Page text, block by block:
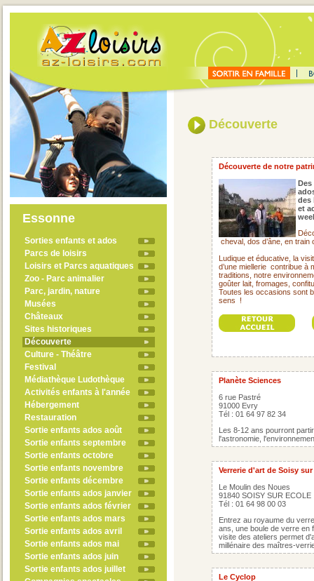
Essonne
Sorties enfants et ados
Parcs de loisirs
Loisirs et Parcs aquatiques
Zoo - Parc animalier
Parc, jardin, nature
Musées
Châteaux
Sites historiques
Découverte
Culture - Théâtre
Festival
Médiathèque Ludothèque
Activités enfants à l'année
Hébergement
Restauration
Sortie enfants ados août
Sortie enfants septembre
Sortie enfants octobre
Sortie enfants novembre
Sortie enfants décembre
Sortie enfants ados janvier
Sortie enfants ados février
Sortie enfants ados mars
Sortie enfants ados avril
Sortie enfants ados mai
Sortie enfants ados juin
Sortie enfants ados juillet
Découverte
Découverte de notre
Des
des
et
cheval, dos d’âne, en
Ludique et éducative, la
d’une miellerie contribue à
traditions, notre
goûter lait, fromages,
Toutes les occasions sont
sens !
Planète Sciences
6 rue Pastré
91000 Evry
Tél : 01 64 97 82 34
Les 8-12 ans pourront
l'astronomie,
Verrerie d'art de Soisy sur
Le Moulin des Noues
91840 SOISY SUR ECOLE
Tél : 01 64 98 00 03
Entrez au royaume du
ans, une boule de verre en
visite des ateliers permet
millénaire des maîtres-
Le Cyclop